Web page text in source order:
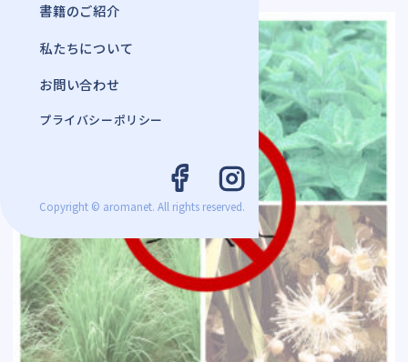
書籍のご紹介
私たちについて
お問い合わせ
プライバシーポリシー
Copyright © aromanet. All rights reserved.